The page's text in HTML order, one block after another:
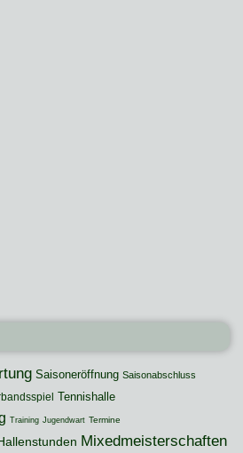
Saisoneröffnung Saisonabschluss
Tennishalle
Training Jugendwart Termine
Mixedmeisterschaften